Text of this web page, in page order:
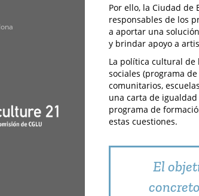
Por ello, la Ciudad
responsables de los
a aportar una
y brindar apoyo a
La política cultural de
sociales (programa
comunitarios,
una carta de
programa de
estas cuestiones.
El